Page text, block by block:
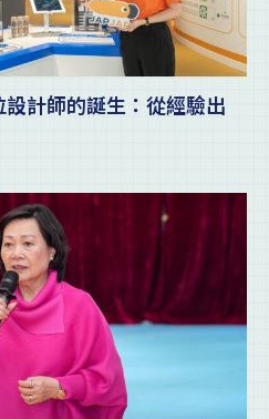
計師的誕生：從經驗出